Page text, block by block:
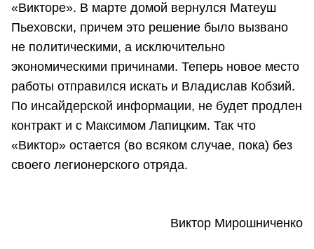
«Викторе». В марте домой вернулся Матеуш
Пьеховски, причем это решение было вызвано
не политическими, а исключительно
экономическими причинами. Теперь новое место
работы отправился искать и Владислав Кобзий.
По инсайдерской информации, не будет продлен
контракт и с Максимом Лапицким. Так что
«Виктор» остается (во всяком случае, пока) без
своего легионерского отряда.
Виктор Мирошниченко